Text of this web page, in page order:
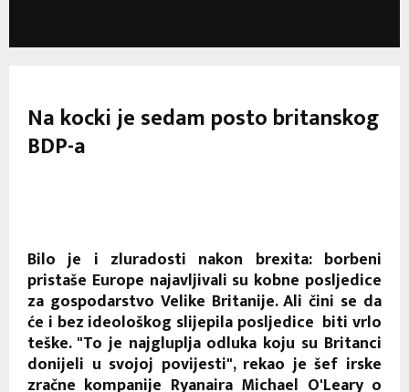
Na kocki je sedam posto britanskog
BDP-a
Bilo je i zluradosti nakon brexita: borbeni
pristaše Europe najavljivali su kobne posljedice
za gospodarstvo Velike Britanije. Ali čini se da
će i bez ideološkog slijepila posljedice biti vrlo
teške. "To je najgluplja odluka koju su Britanci
donijeli u svojoj povijesti", rekao je šef irske
zračne kompanije Ryanaira Michael O'Leary o